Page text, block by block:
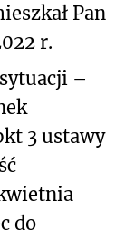
Pan
r.
–
3 ustawy
do